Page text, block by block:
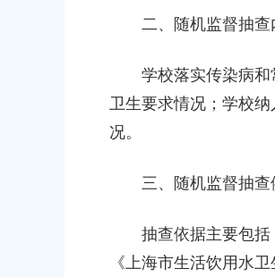
二、随机监督抽查
学校落实传染病和
卫生要求情况；学校
况。
三、随机监督抽查
抽查依据主要包括：
《上海市生活饮用水
2026-06-15
上海市奉贤
偿安置方案